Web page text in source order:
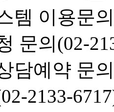
템 이용문
문의(02-
담예약 문
2133-